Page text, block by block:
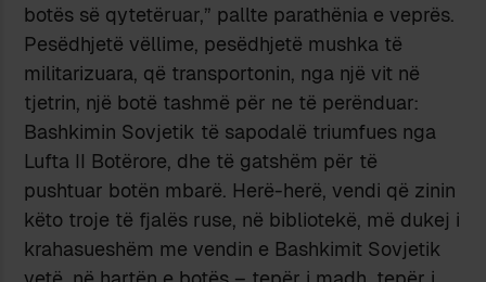
botës së qytetëruar,” pallte parathënia e veprës.
Pesëdhjetë vëllime, pesëdhjetë mushka të
militarizuara, që transportonin, nga një vit në
tjetrin, një botë tashmë për ne të perënduar:
Bashkimin Sovjetik të sapodalë triumfues nga
Lufta II Botërore, dhe të gatshëm për të
pushtuar botën mbarë. Herë-herë, vendi që zinin
këto troje të fjalës ruse, në bibliotekë, më dukej i
krahasueshëm me vendin e Bashkimit Sovjetik